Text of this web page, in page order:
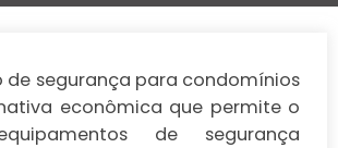
segurança para condomínios
econômica que permite o
de segurança